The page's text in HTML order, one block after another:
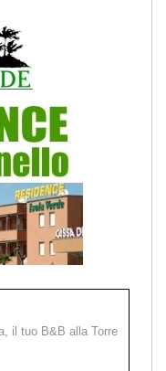
il tuo B&B alla Torre